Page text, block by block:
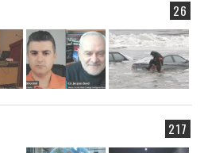
26
217